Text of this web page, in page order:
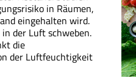
in Räumen,
eingehalten wird.
der Luft schweben.
die
der Luftfeuchtigkeit